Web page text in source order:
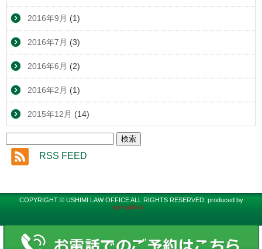
2016年9月 (1)
2016年7月 (3)
2016年6月 (2)
2016年2月 (1)
2015年12月 (14)
RSS FEED
COPYRIGHT © USHIMI LAW OFFICE ALL RIGHTS RESERVED. produced by
springbless